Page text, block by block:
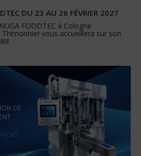
DU 23 AU 26 FÉVRIER 2027
FOODTEC à Cologne
vous accueillera sur son